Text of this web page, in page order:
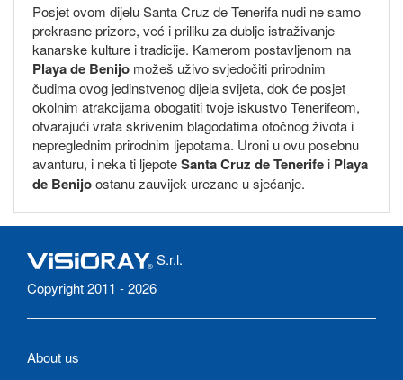
Posjet ovom dijelu Santa Cruz de Tenerifa nudi ne samo
prekrasne prizore, već i priliku za dublje istraživanje
kanarske kulture i tradicije. Kamerom postavljenom na
Playa de Benijo možeš uživo svjedočiti prirodnim
čudima ovog jedinstvenog dijela svijeta, dok će posjet
okolnim atrakcijama obogatiti tvoje iskustvo Tenerifeom,
otvarajući vrata skrivenim blagodatima otočnog života i
nepreglednim prirodnim ljepotama. Uroni u ovu posebnu
avanturu, i neka ti ljepoteSanta Cruz de Tenerife i Playa
de Benijoostanu zauvijek urezane u sjećanje.
S.r.l.
Copyright 2011 - 2026
About us